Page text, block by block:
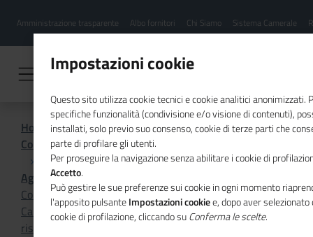
contenuto
Menu
hamburgher
Amministrazione trasparente Albo fornitori Chi Siamo Sistema Camerale
Home
Comunicazione istituzionale per il sistema camerale
Agenda
Conoscere le aziende confiscate: ad Avellino, presso la
Camera di commercio Irpinia Sannio, presentazione
risultati del progetto
Impostazioni cookie
Questo sito utilizza cookie tecnici e cookie analitici anonimizzati.
specifiche funzionalità (condivisione e/o visione di contenuti),
installati, solo previo suo consenso, cookie di terze parti che
parte di profilare gli utenti.
Per proseguire la navigazione senza abilitare i cookie di
Accetto.
Può gestire le sue preferenze sui cookie in ogni momento
l'apposito pulsanteImpostazioni cookiee, dopo aver
cookie di profilazione, cliccando suConferma le scelte.